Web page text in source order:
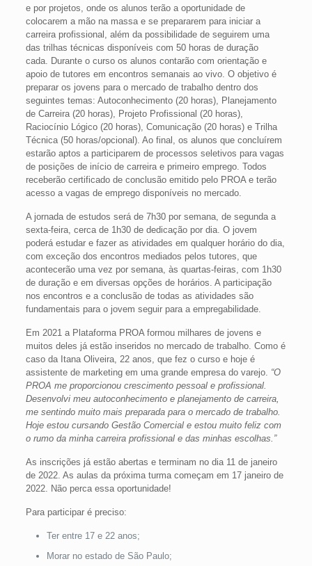
e por projetos, onde os alunos terão a oportunidade de
colocarem a mão na massa e se prepararem para iniciar a
carreira profissional, além da possibilidade de seguirem uma
das trilhas técnicas disponíveis com 50 horas de duração
cada. Durante o curso os alunos contarão com orientação e
apoio de tutores em encontros semanais ao vivo. O objetivo é
preparar os jovens para o mercado de trabalho dentro dos
seguintes temas: Autoconhecimento (20 horas), Planejamento
de Carreira (20 horas), Projeto Profissional (20 horas),
Raciocínio Lógico (20 horas), Comunicação (20 horas) e Trilha
Técnica (50 horas/opcional). Ao final, os alunos que concluírem
estarão aptos a participarem de processos seletivos para vagas
de posições de início de carreira e primeiro emprego. Todos
receberão certificado de conclusão emitido pelo PROA e terão
acesso a vagas de emprego disponíveis no mercado.
A jornada de estudos será de 7h30 por semana, de segunda a
sexta-feira, cerca de 1h30 de dedicação por dia. O jovem
poderá estudar e fazer as atividades em qualquer horário do dia,
com exceção dos encontros mediados pelos tutores, que
acontecerão uma vez por semana, às quartas-feiras, com 1h30
de duração e em diversas opções de horários. A participação
nos encontros e a conclusão de todas as atividades são
fundamentais para o jovem seguir para a empregabilidade.
Em 2021 a Plataforma PROA formou milhares de jovens e
muitos deles já estão inseridos no mercado de trabalho. Como é
caso da Itana Oliveira, 22 anos, que fez o curso e hoje é
assistente de marketing em uma grande empresa do varejo. “O
PROA me proporcionou crescimento pessoal e profissional.
Desenvolvi meu autoconhecimento e planejamento de carreira,
me sentindo muito mais preparada para o mercado de trabalho.
Hoje estou cursando Gestão Comercial e estou muito feliz com
o rumo da minha carreira profissional e das minhas escolhas.”
As inscrições já estão abertas e terminam no dia 11 de janeiro
de 2022. As aulas da próxima turma começam em 17 janeiro de
2022. Não perca essa oportunidade!
Para participar é preciso:
Ter entre 17 e 22 anos;
Morar no estado de São Paulo;